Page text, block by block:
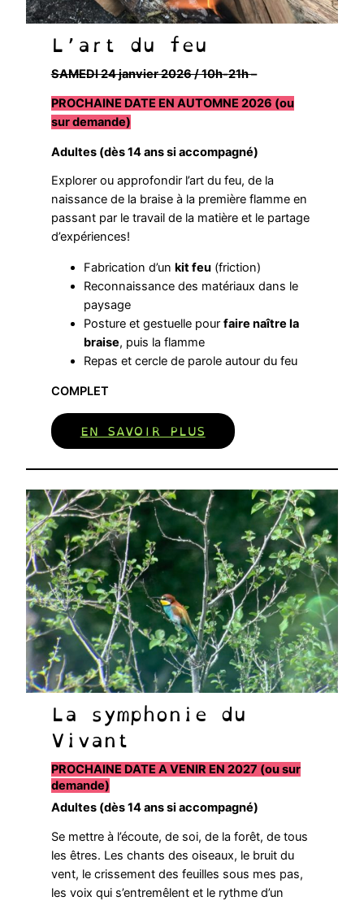
L’art du feu
SAMEDI 24 janvier 2026 / 10h-21h –
PROCHAINE DATE EN AUTOMNE 2026 (ou
sur demande)
Adultes (dès 14 ans si accompagné)
Explorer ou approfondir l’art du feu, de la
naissance de la braise à la première flamme en
passant par le travail de la matière et le partage
d’expériences!
Fabrication d’un kit feu(friction)
Reconnaissance des matériaux dans le
paysage
Posture et gestuelle pour faire naître la
braise, puis la flamme
Repas et cercle de parole autour du feu
COMPLET
EN SAVOIR PLUS
La symphonie du
Vivant
PROCHAINE DATE A VENIR EN 2027 (ou sur
demande)
Adultes (dès 14 ans si accompagné)
Se mettre à l’écoute, de soi, de la forêt, de tous
les êtres. Les chants des oiseaux, le bruit du
vent, le crissement des feuilles sous mes pas,
les voix qui s’entremêlent et le rythme d’un